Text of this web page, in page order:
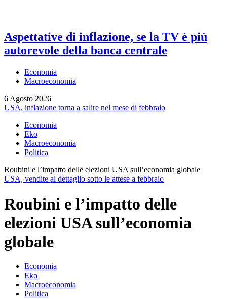
Aspettative di inflazione, se la TV è più
autorevole della banca centrale
Economia
Macroeconomia
6 Agosto 2026
USA, inflazione torna a salire nel mese di febbraio
Economia
Eko
Macroeconomia
Politica
Roubini e l’impatto delle elezioni USA sull’economia globale
USA, vendite al dettaglio sotto le attese a febbraio
Roubini e l’impatto delle
elezioni USA sull’economia
globale
Economia
Eko
Macroeconomia
Politica